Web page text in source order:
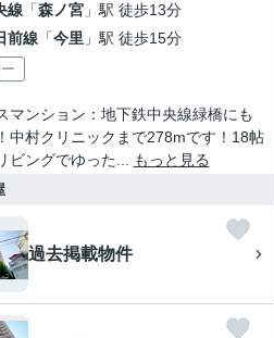
線「森ノ宮」駅 徒歩13分
前線「今里 」駅 徒歩15分
マンション：地下鉄中央線緑橋にも
中村クリニックまで278mです！18帖
ビングでゆった...
もっと見る
過去掲載物件